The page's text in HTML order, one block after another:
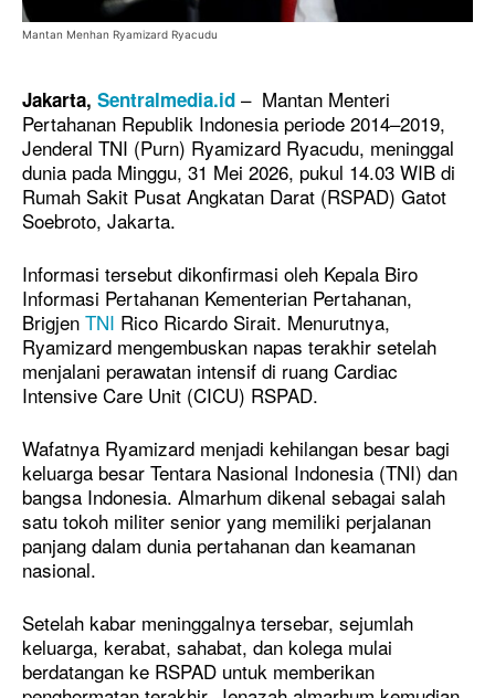
Mantan Menhan Ryamizard Ryacudu
Jakarta, Sentralmedia.id – Mantan Menteri
Pertahanan Republik Indonesia periode 2014–2019,
Jenderal TNI (Purn) Ryamizard Ryacudu, meninggal
dunia pada Minggu, 31 Mei 2026, pukul 14.03 WIB di
Rumah Sakit Pusat Angkatan Darat (RSPAD) Gatot
Soebroto, Jakarta.
Informasi tersebut dikonfirmasi oleh Kepala Biro
Informasi Pertahanan Kementerian Pertahanan,
Brigjen TNI Rico Ricardo Sirait. Menurutnya,
Ryamizard mengembuskan napas terakhir setelah
menjalani perawatan intensif di ruang Cardiac
Intensive Care Unit (CICU) RSPAD.
Wafatnya Ryamizard menjadi kehilangan besar bagi
keluarga besar Tentara Nasional Indonesia (TNI) dan
bangsa Indonesia. Almarhum dikenal sebagai salah
satu tokoh militer senior yang memiliki perjalanan
panjang dalam dunia pertahanan dan keamanan
nasional.
Setelah kabar meninggalnya tersebar, sejumlah
keluarga, kerabat, sahabat, dan kolega mulai
berdatangan ke RSPAD untuk memberikan